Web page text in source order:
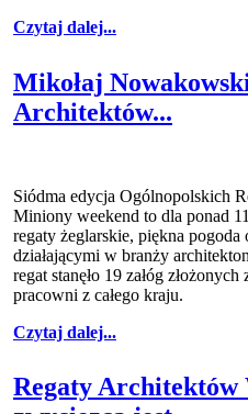
Czytaj dalej...
Mikołaj
Architektów...
Siódma edycja Ogólnopolskich
Miniony weekend to dla ponad
regaty żeglarskie, piękna
działającymi w branży
regat stanęło 19 załóg
pracowni z całego kraju.
Czytaj dalej...
Regaty Architektów